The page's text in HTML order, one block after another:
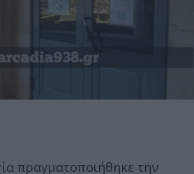
πραγματοποιήθηκε την